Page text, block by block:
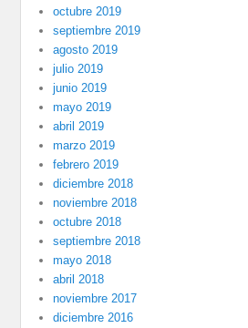
octubre 2019
septiembre 2019
agosto 2019
julio 2019
junio 2019
mayo 2019
abril 2019
marzo 2019
febrero 2019
diciembre 2018
noviembre 2018
octubre 2018
septiembre 2018
mayo 2018
abril 2018
noviembre 2017
diciembre 2016